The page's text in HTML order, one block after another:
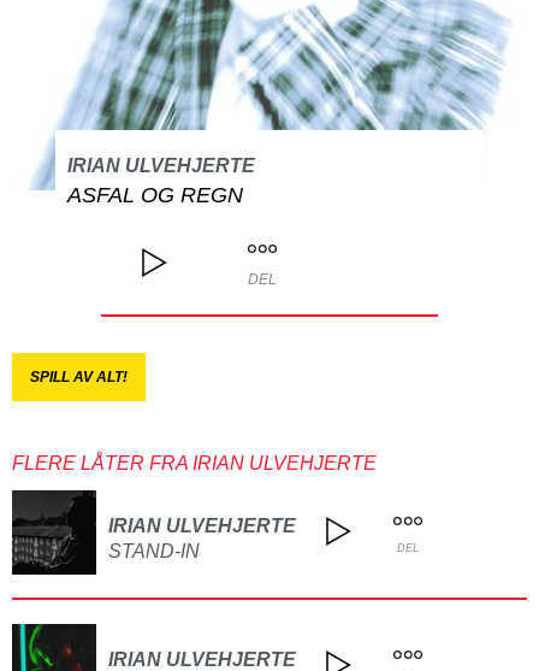
IRIAN ULVEHJERTE
ASFAL OG REGN
DEL
SPILL AV ALT!
FLERE LÅTER FRA IRIAN ULVEHJERTE
IRIAN ULVEHJERTE
STAND-IN
DEL
IRIAN ULVEHJERTE